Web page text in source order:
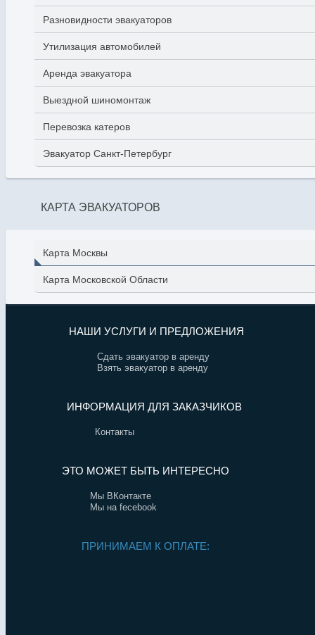
Разновидности эвакуаторов
Утилизация автомобилей
Аренда эвакуатора
Выездной шиномонтаж
Перевозка катеров
Эвакуатор Санкт-Петербург
КАРТА ЭВАКУАТОРОВ
Карта Москвы
Карта Московской Области
НАШИ УСЛУГИ И ПРЕДЛОЖЕНИЯ
Сдать эвакуатор в аренду
Взять эвакуатор в аренду
ИНФОРМАЦИЯ ДЛЯ ЗАКАЗЧИКОВ
Контакты
ЭТО МОЖЕТ БЫТЬ ИНТЕРЕСНО
Мы ВКонтакте
Мы на fecebook
ПРИНИМАЕМ К ОПЛАТЕ: